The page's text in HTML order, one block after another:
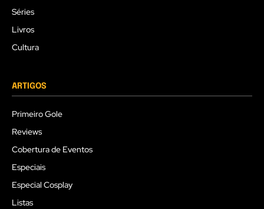
Séries
Livros
Cultura
ARTIGOS
Primeiro Gole
Reviews
Cobertura de Eventos
Especiais
Especial Cosplay
Listas